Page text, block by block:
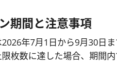
期間と注意事項
年7月1日から9月30日
枚数に達した場合、期間